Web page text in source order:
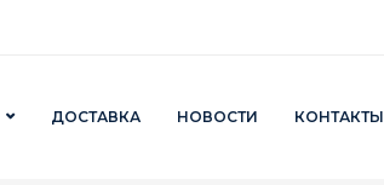
ДОСТАВКА НОВОСТИ КОНТАКТЫ